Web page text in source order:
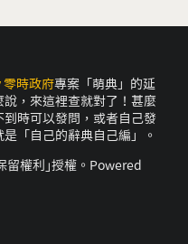
零時政府專案「萌典」的延
，來這裡查就對了！甚麼
時可以發問，或者自己發
「自己的辭典自己編」。
留權利｣授權。Powered